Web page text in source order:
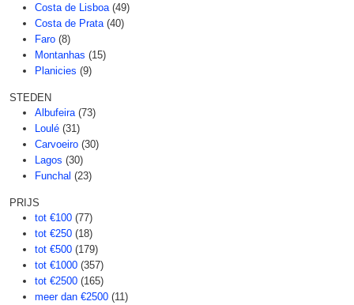
Costa de Lisboa (49)
Costa de Prata (40)
Faro (8)
Montanhas (15)
Planicies (9)
STEDEN
Albufeira (73)
Loulé (31)
Carvoeiro (30)
Lagos (30)
Funchal (23)
PRIJS
tot €100 (77)
tot €250 (18)
tot €500 (179)
tot €1000 (357)
tot €2500 (165)
meer dan €2500 (11)